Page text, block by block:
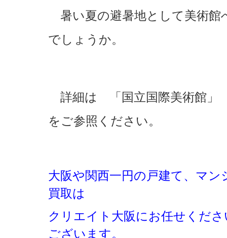
暑い夏の避暑地として美術館
でしょうか。
詳細は 「国立国際美術館」
をご参照ください。
大阪や関西一円の戸建て、マ
買取は
クリエイト大阪にお任せくだ
ございます。